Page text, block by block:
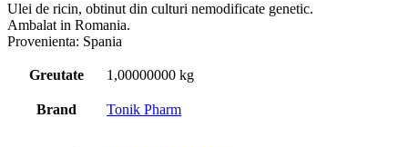
Ulei de ricin, obtinut din culturi nemodificate genetic.
Ambalat in Romania.
Provenienta: Spania
Greutate 1,00000000 kg
Brand Tonik Pharm